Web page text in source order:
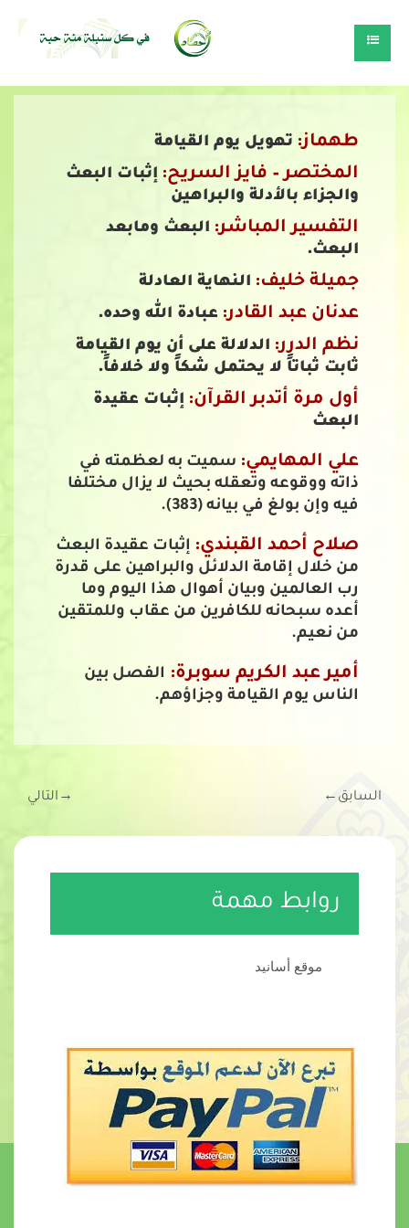
طهماز: تهويل يوم القيامة
المختصر – فايز السريح: إثبات البعث
والجزاء بالأدلة والبراهين
التفسير المباشر: البعث ومابعد
البعث.
جميلة خليف: النهاية العادلة
عدنان عبد القادر: عبادة الله وحده.
نظم الدرر: الدلالة على أن يوم القيامة
ثابت ثباتاً لا يحتمل شكاً ولا خلافاً.
أول مرة أتدبر القرآن: إثبات عقيدة
البعث
علي المهايمي: سميت به لعظمته في
ذاته ووقوعه وتعقله بحيث لا يزال مختلفا
فيه وإن بولغ في بيانه (383).
صلاح أحمد القبندي: إثبات عقيدة البعث
من خلال إقامة الدلائل والبراهين على قدرة
رب العالمين وبيان أهوال هذا اليوم وما
أعده سبحانه للكافرين من عقاب وللمتقين
من نعيم.
أمير عبد الكريم سوبرة: الفصل بين
الناس يوم القيامة وجزاؤهم.
السابق ←
→ التالي
روابط مهمة
موقع أسانيد